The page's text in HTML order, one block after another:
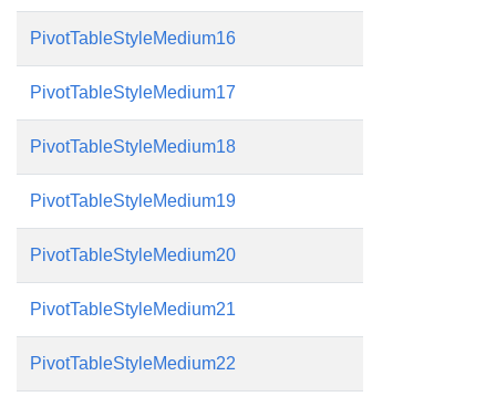
PivotTableStyleMedium16
PivotTableStyleMedium17
PivotTableStyleMedium18
PivotTableStyleMedium19
PivotTableStyleMedium20
PivotTableStyleMedium21
PivotTableStyleMedium22